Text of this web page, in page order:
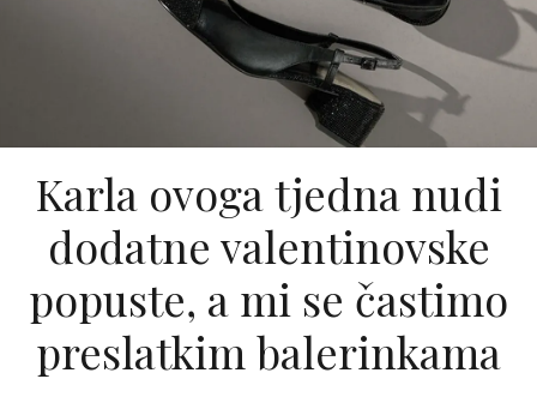
Karla ovoga tjedna nudi
dodatne valentinovske
popuste, a mi se častimo
preslatkim balerinkama